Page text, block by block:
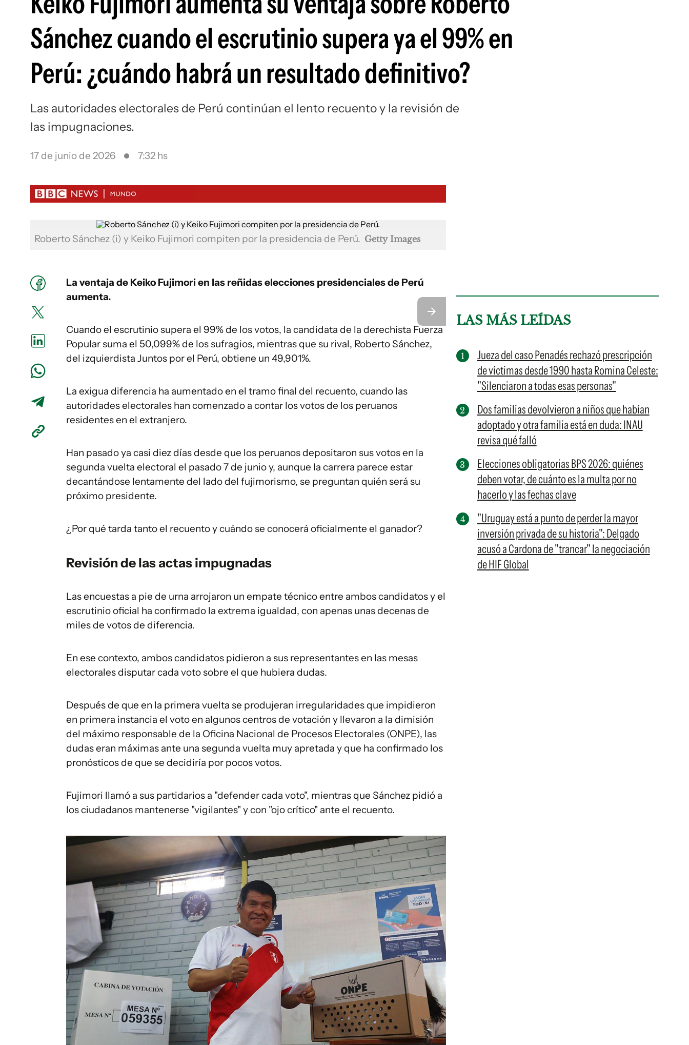
Sánchez cuando el escrutinio supera ya el 99% en
Perú: ¿cuándo habrá un resultado definitivo?
Las autoridades electorales de Perú continúan el lento recuento y la revisión de
las impugnaciones.
17 de junio de 2026 7:32 hs
Roberto Sánchez (i) y Keiko Fujimori compiten por la presidencia de Perú. Getty Images
La ventaja de Keiko Fujimori en las reñidas elecciones presidenciales de Perú
aumenta.
Cuando el escrutinio supera el 99% de los votos, la candidata de la derechista Fuerza
Popular suma el 50,099% de los sufragios, mientras que su rival, Roberto Sánchez,
del izquierdista Juntos por el Perú, obtiene un 49,901%.
La exigua diferencia ha aumentado en el tramo final del recuento, cuando las
autoridades electorales han comenzado a contar los votos de los peruanos
residentes en el extranjero.
Han pasado ya casi diez días desde que los peruanos depositaron sus votos en la
segunda vuelta electoral el pasado 7 de junio y, aunque la carrera parece estar
decantándose lentamente del lado del fujimorismo, se preguntan quién será su
próximo presidente.
¿Por qué tarda tanto el recuento y cuándo se conocerá oficialmente el ganador?
Revisión de las actas impugnadas
Las encuestas a pie de urna arrojaron un empate técnico entre ambos candidatos y el
escrutinio oficial ha confirmado la extrema igualdad, con apenas unas decenas de
miles de votos de diferencia.
En ese contexto, ambos candidatos pidieron a sus representantes en las mesas
electorales disputar cada voto sobre el que hubiera dudas.
Después de que en la primera vuelta se produjeran irregularidades que impidieron
en primera instancia el voto en algunos centros de votación y llevaron a la dimisión
del máximo responsable de la Oficina Nacional de Procesos Electorales (ONPE), las
dudas eran máximas ante una segunda vuelta muy apretada y que ha confirmado los
pronósticos de que se decidiría por pocos votos.
Fujimori llamó a sus partidarios a "defender cada voto", mientras que Sánchez pidió a
los ciudadanos mantenerse "vigilantes" y con "ojo crítico" ante el recuento.
LAS MÁS LEÍDAS
Jueza del caso Penadés rechazó prescripción
de víctimas desde 1990 hasta Romina Celeste:
"Silenciaron a todas esas personas"
Dos familias devolvieron a niños que habían
adoptado y otra familia está en duda: INAU
revisa qué falló
Elecciones obligatorias BPS 2026: quiénes
deben votar, de cuánto es la multa por no
hacerlo y las fechas clave
"Uruguay está a punto de perder la mayor
inversión privada de su historia": Delgado
acusó a Cardona de "trancar" la negociación
de HIF Global